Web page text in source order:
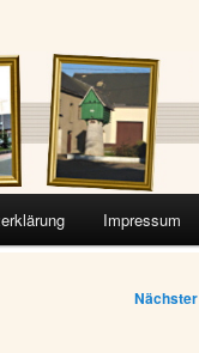
Impressum
Nächster